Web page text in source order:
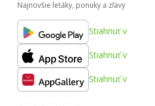
Najnovšie letáky, ponuky a zľavy
Stiahnuť v
Stiahnuť v
Stiahnuť v